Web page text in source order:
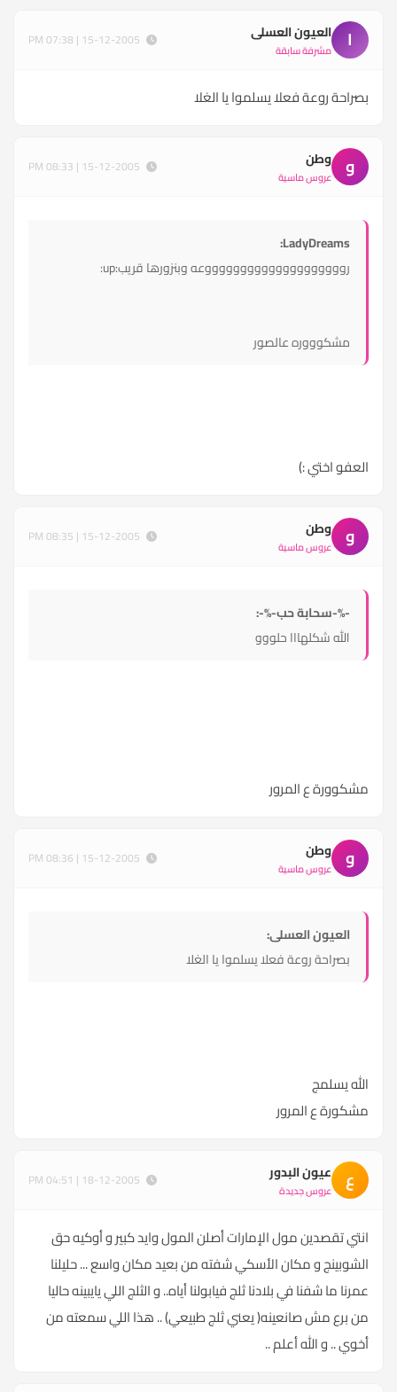
ا العيون العسلى
مشرفة سابقة
بصراحة روعة فعلا يسلموا يا الغلا
و وطن
عروس ماسية
LadyDreams:
رووووووووووووووووووووعه وبنزورها قريب:up:
مشكوووره عالصور
العفو اختي :)
و وطن
عروس ماسية
-%-سحابة حب-%-:
الله شكلهااا حلووو
مشكوورة ع المرور
و وطن
عروس ماسية
العيون العسلى:
بصراحة روعة فعلا يسلموا يا الغلا
الله يسلمج
مشكورة ع المرور
ع عيون البدور
عروس جديدة
انتي تقصدين مول الإمارات أصلن المول وايد كبير و أوكيه حق
الشوبينج و مكان الأسكي شفته من بعيد مكان واسع ... حليلنا
عمرنا ما شفنا في بلادنا ثلج فيابولنا أياه.. و الثلج اللي يايبينه حاليا
من برع مش صانعينه( يعني ثلج طبيعي) .. هذا اللي سمعته من
أخوي .. و الله أعلم ..